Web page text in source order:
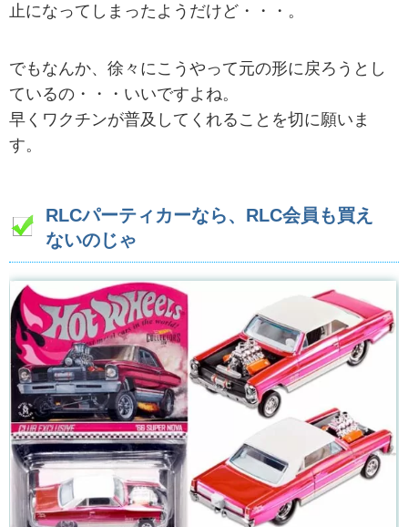
止になってしまったようだけど・・・。
でもなんか、徐々にこうやって元の形に戻ろうとし
ているの・・・いいですよね。
早くワクチンが普及してくれることを切に願いま
す。
RLCパーティカーなら、RLC会員も買え
ないのじゃ